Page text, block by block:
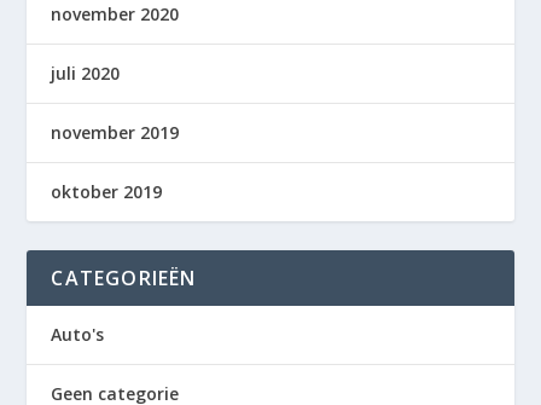
november 2020
juli 2020
november 2019
oktober 2019
CATEGORIEËN
Auto's
Geen categorie